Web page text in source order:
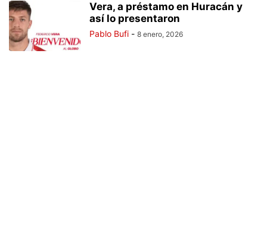
Vera, a préstamo en Huracán y
así lo presentaron
Pablo Bufi - 8 enero, 2026